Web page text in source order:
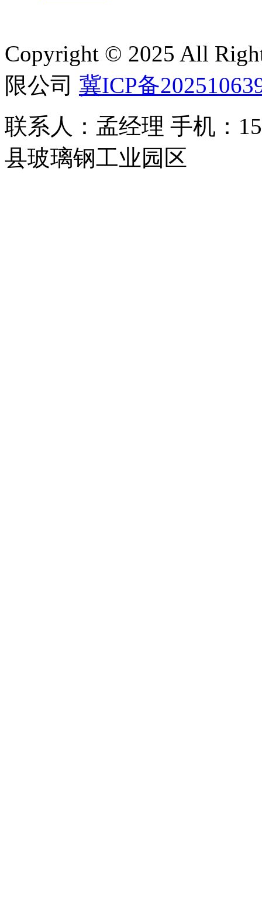
Copyright © 2025 All
限公司 冀ICP备
联系人：孟经理 手机：
县玻璃钢工业园区